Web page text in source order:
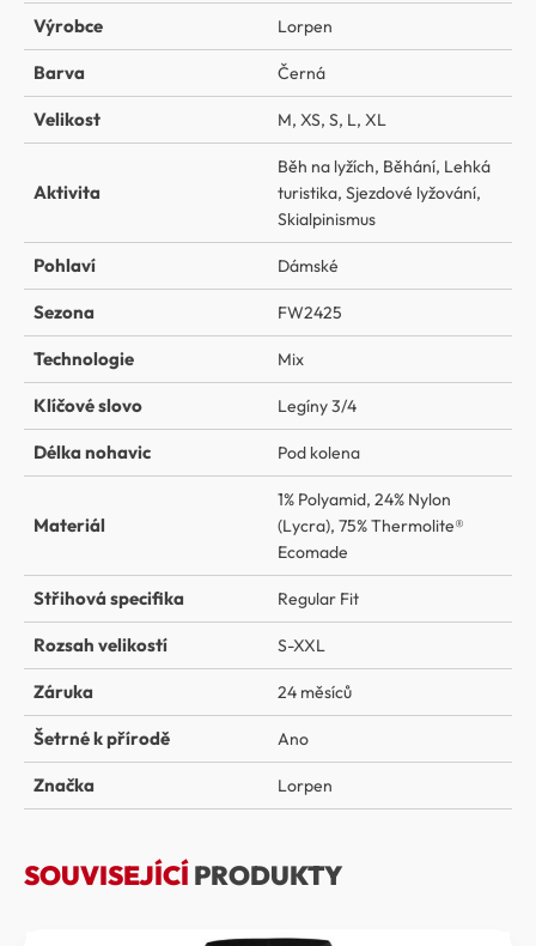
Výrobce Lorpen
Barva Černá
Velikost M, XS, S, L, XL
Aktivita
Běh na lyžích, Běhání, Lehká
turistika, Sjezdové lyžování,
Skialpinismus
Pohlaví Dámské
Sezona FW2425
Technologie Mix
Klíčové slovo Legíny 3/4
Délka nohavic Pod kolena
Materiál
1% Polyamid, 24% Nylon
(Lycra), 75% Thermolite®
Ecomade
Střihová specifika Regular Fit
Rozsah velikostí S-XXL
Záruka 24 měsíců
Šetrné k přírodě Ano
Značka Lorpen
SOUVISEJÍCÍ PRODUKTY